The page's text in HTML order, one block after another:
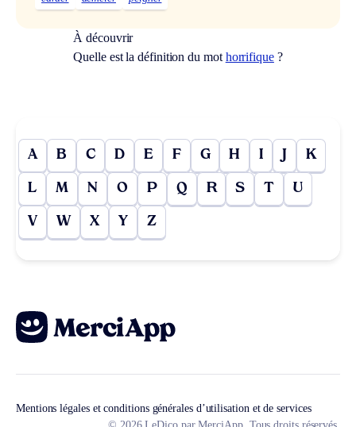
À découvrir
Quelle est la définition du mot horrifique?
A B C D E F G H I J K
L M N O P Q R S T U
V W X Y Z
Mentions légales et conditions générales d’utilisation et de services